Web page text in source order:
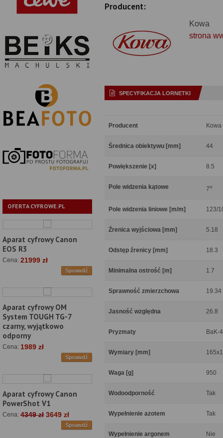
OFERTA CYFROWE.PL
Aparat cyfrowy Canon
EOS R3
Cena: 21999 zł
Sprawdź
Aparat cyfrowy OM
System TOUGH TG-7
czarny, wyjątkowo
odporny
Cena: 1989 zł
Sprawdź
Aparat cyfrowy Canon
PowerShot V1
Cena: 4349 zł 3649 zł
Sprawdź
Producent:
Kowa
strona
SPECYFIKACJA LORNETKI
Producent Kowa
Średnica obiektywu [mm] 44
Powiększenie [x] 8.5
Pole widzenia kątowe 7o
Pole widzenia liniowe [m/m] 123/
Źrenica wyjściowa [mm] 5.18
Odstęp źrenicy [mm] 18.3
Minimalna ostrość [m] 1.7
Sprawność zmierzchowa 19.34
Jasność względna 26.8
Pryzmaty BaK-
Wymiary [mm]
Waga [g] 950
Wodoodporność Tak
Wypełnienie azotem Tak
Wypełnienie argonem Nie